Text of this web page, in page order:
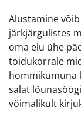
Alustamine
järkjärgulistes
oma elu ühe
toidukorrale
hommikumuna
salat
võimalikult